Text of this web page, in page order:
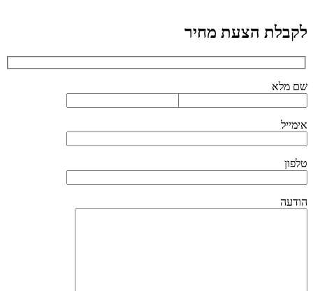
לקבלת הצעת מחיר
שם מלא
אימייל
טלפון
הודעה